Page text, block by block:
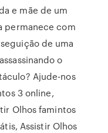
e mãe de um
permanece com
de uma
o
Ajude-nos
3 online,
Olhos famintos
Assistir Olhos